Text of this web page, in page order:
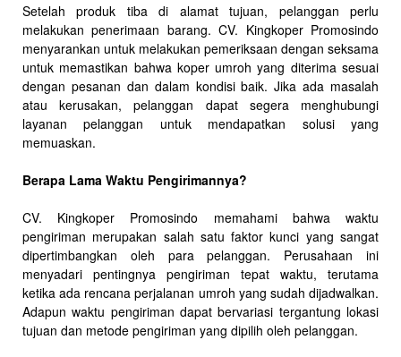
Setelah produk tiba di alamat tujuan, pelanggan perlu
melakukan penerimaan barang. CV. Kingkoper Promosindo
menyarankan untuk melakukan pemeriksaan dengan seksama
untuk memastikan bahwa koper umroh yang diterima sesuai
dengan pesanan dan dalam kondisi baik. Jika ada masalah
atau kerusakan, pelanggan dapat segera menghubungi
layanan pelanggan untuk mendapatkan solusi yang
memuaskan.
Berapa Lama Waktu Pengirimannya?
CV. Kingkoper Promosindo memahami bahwa waktu
pengiriman merupakan salah satu faktor kunci yang sangat
dipertimbangkan oleh para pelanggan. Perusahaan ini
menyadari pentingnya pengiriman tepat waktu, terutama
ketika ada rencana perjalanan umroh yang sudah dijadwalkan.
Adapun waktu pengiriman dapat bervariasi tergantung lokasi
tujuan dan metode pengiriman yang dipilih oleh pelanggan.